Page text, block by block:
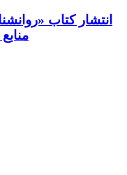
انتشار کتاب